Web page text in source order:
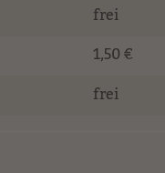
frei
1,50 €
frei